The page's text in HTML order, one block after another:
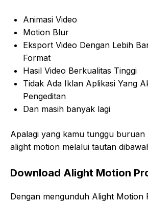
Animasi Video
Motion Blur
Eksport Video Dengan Lebih
Format
Hasil Video Berkualitas Tinggi
Tidak Ada Iklan Aplikasi Yang
Pengeditan
Dan masih banyak lagi
Apalagi yang kamu tunggu buruan
alight motion melalui tautan
Download Alight Motion
Dengan mengunduh Alight Motion